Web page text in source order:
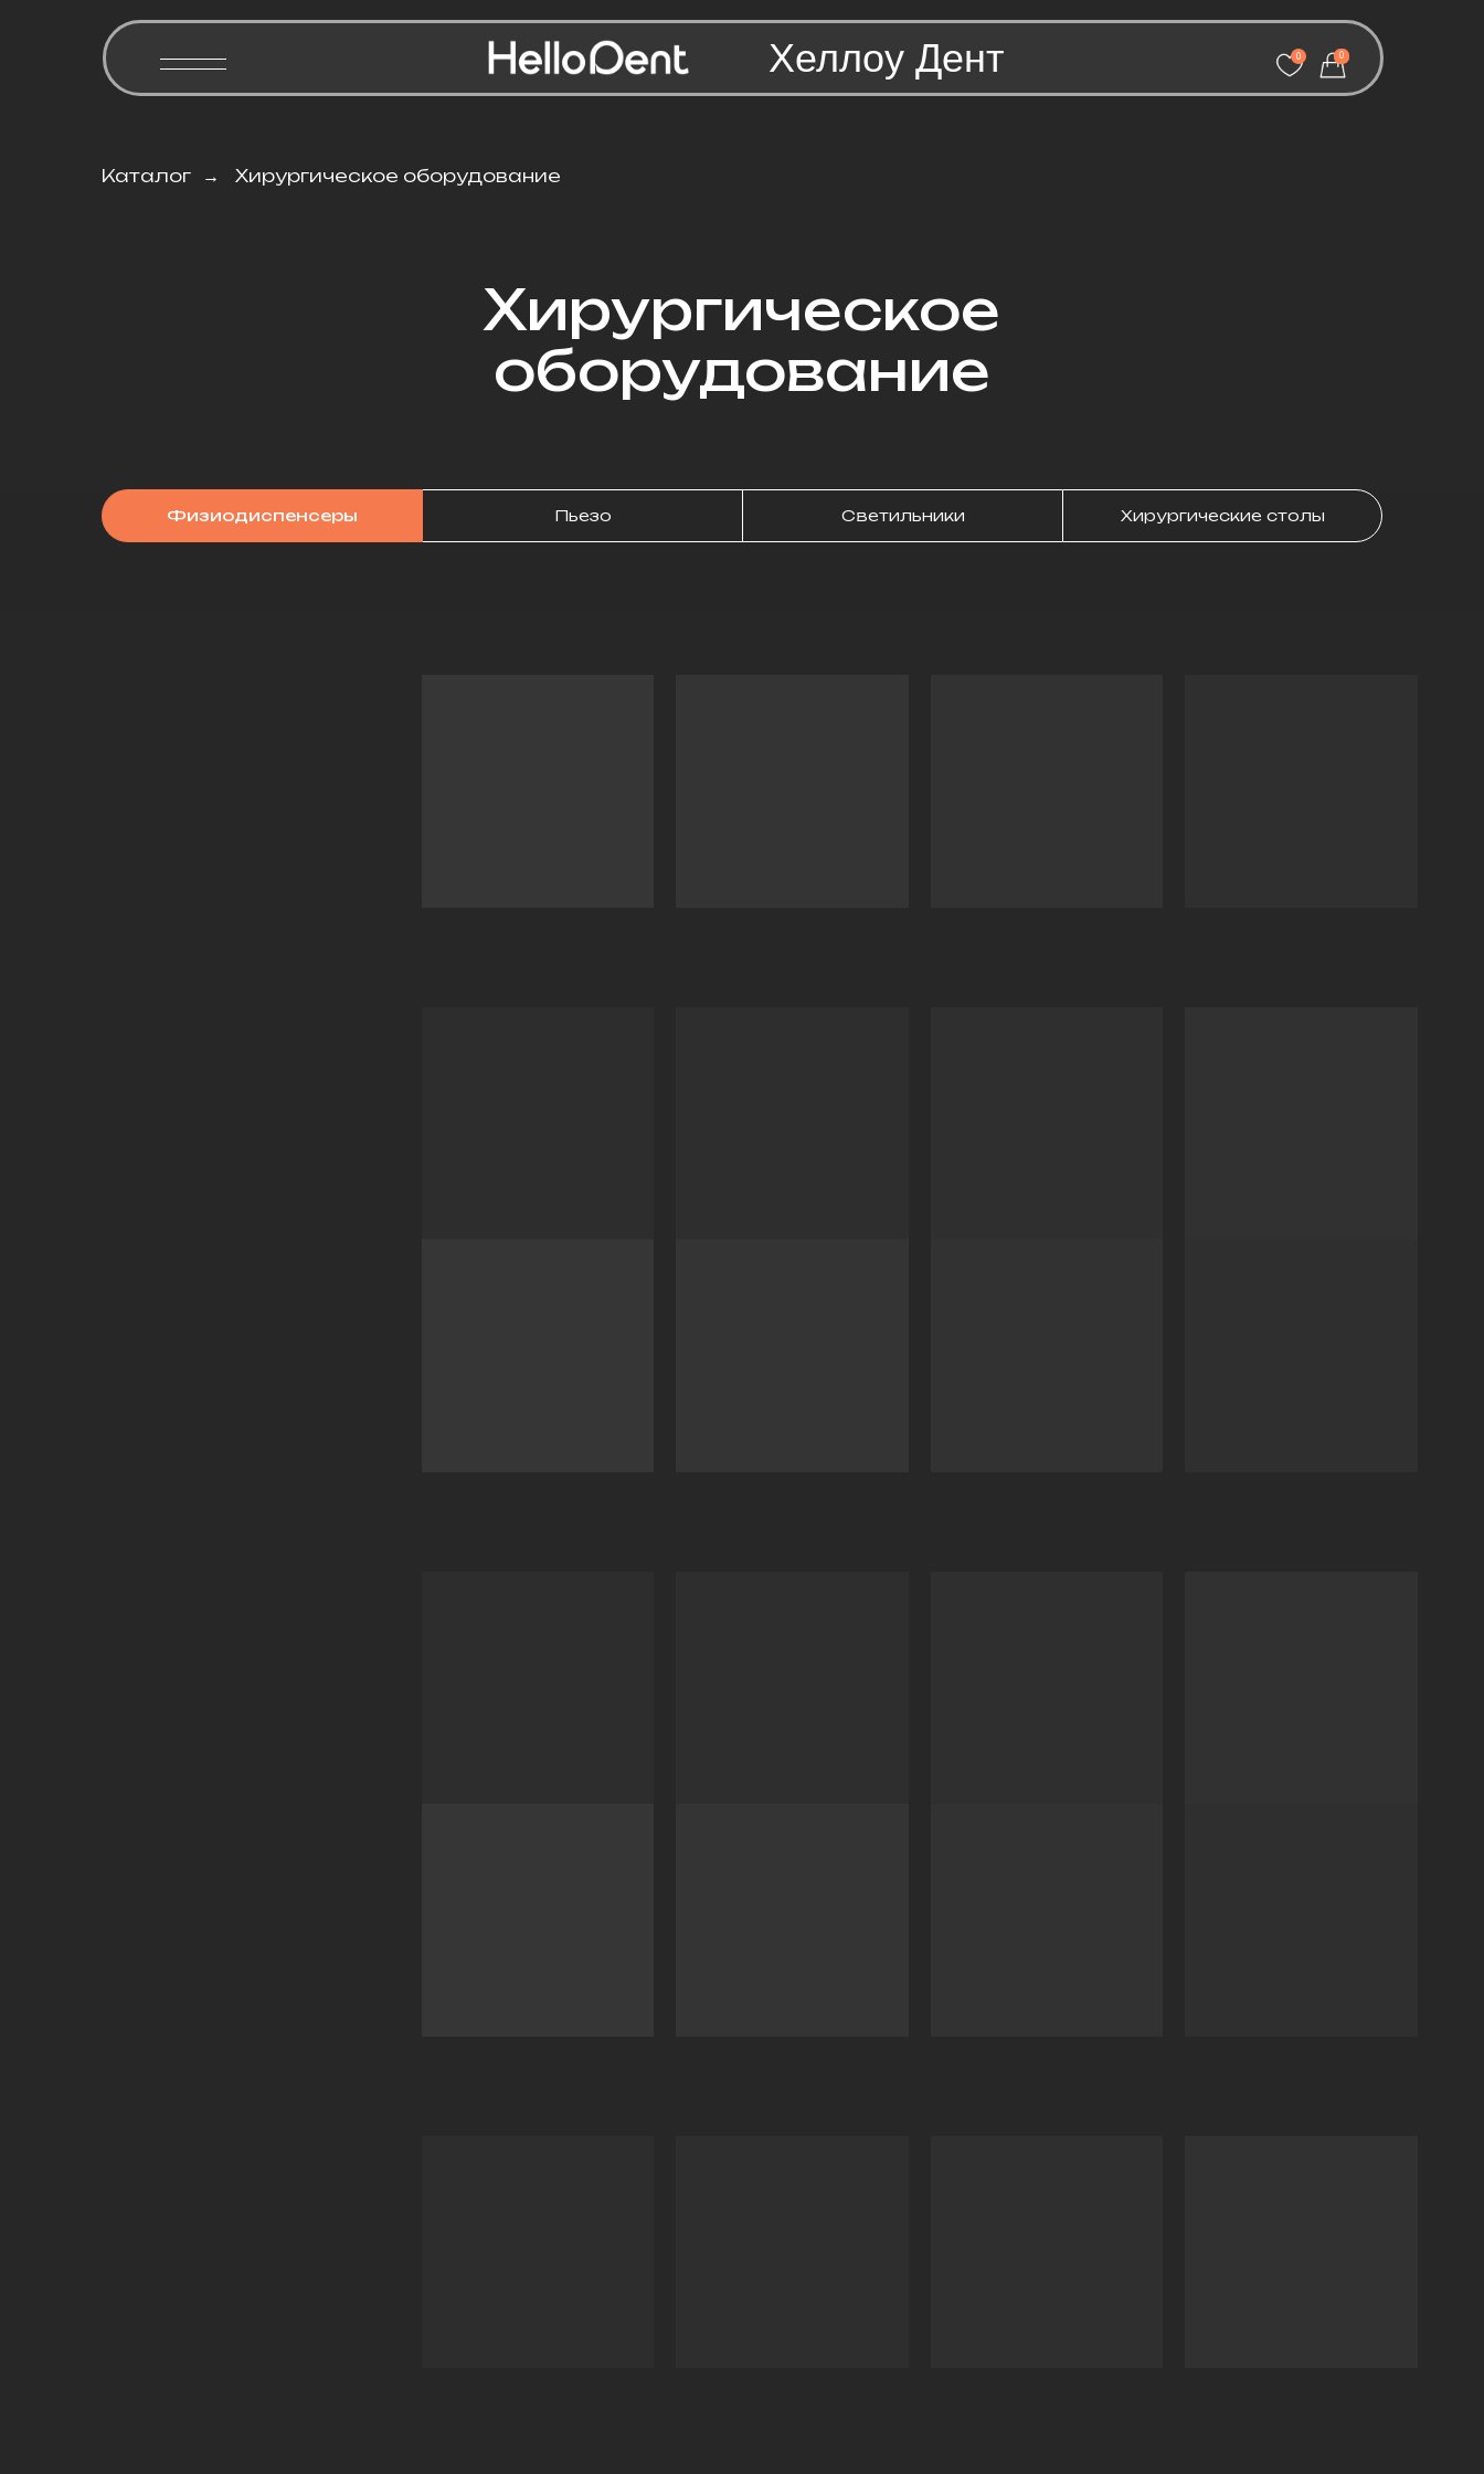
0
0
Хеллоу Дент
Каталог → Хирургическое оборудование
Хирургическое
оборудование
Физиодиспенсеры Пьезо Светильники Хирургические столы